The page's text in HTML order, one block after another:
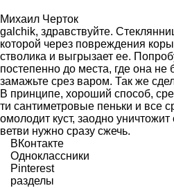
Михаил Черток
galchik, здравствуйте.
которой через повреждения
стволика и выгрызает ее.
постепенно до места, где она не
замажьте срез варом. Так же
В принципе, хороший способ,
ти сантиметровые пеньки и все
омолодит куст, заодно
ветви нужно сразу сжечь.
ВКонтакте
Одноклассники
Pinterest
разделы